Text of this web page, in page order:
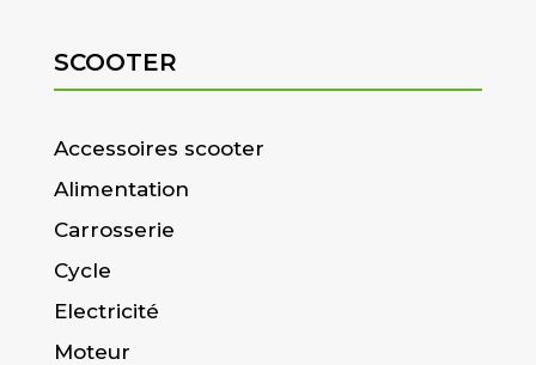
SCOOTER
Accessoires scooter
Alimentation
Carrosserie
Cycle
Electricité
Moteur